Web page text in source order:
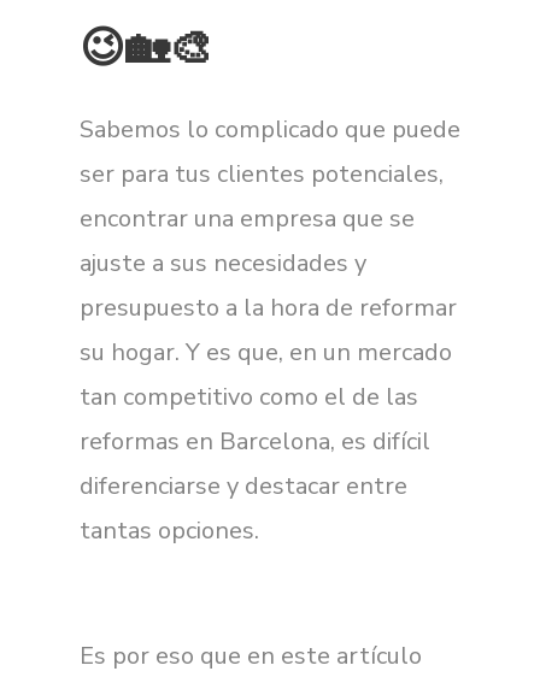
😉🏡🎨
Sabemos lo complicado que puede
ser para tus clientes potenciales,
encontrar una empresa que se
ajuste a sus necesidades y
presupuesto a la hora de reformar
su hogar. Y es que, en un mercado
tan competitivo como el de las
reformas en Barcelona, es difícil
diferenciarse y destacar entre
tantas opciones.
Es por eso que en este artículo